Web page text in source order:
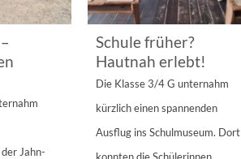
Jahn-
Schule früher?
Hautnah erlebt!
Die Klasse 3/4 G unternahm
kürzlich einen spannenden
Ausflug ins Schulmuseum. Dort
konnten die Schülerinnen...